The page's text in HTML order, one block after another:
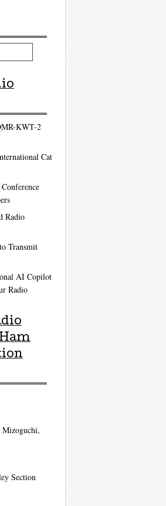
KWT-2
Cat
Radio
Transmit
AI Copilot
Radio
Section